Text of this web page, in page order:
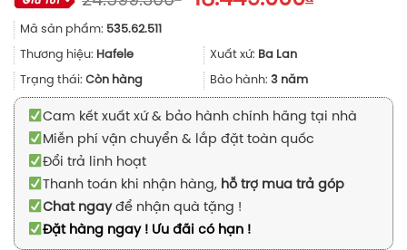
24.599.300₫.
Mã sản phẩm: 535.62.511
Thương hiệu: Hafele Xuất xứ: Ba Lan
Trạng thái: Còn hàng Bảo hành: 3 năm
Cam kết xuất xứ & bảo hành chính hãng tại nhà
Miễn phí vận chuyển & lắp đặt toàn quốc
Đổi trả linh hoạt
Thanh toán khi nhận hàng, hỗ trợ mua trả góp
Chat ngayđể nhận quà tặng !
Đặt hàng ngay ! Ưu đãi có hạn !